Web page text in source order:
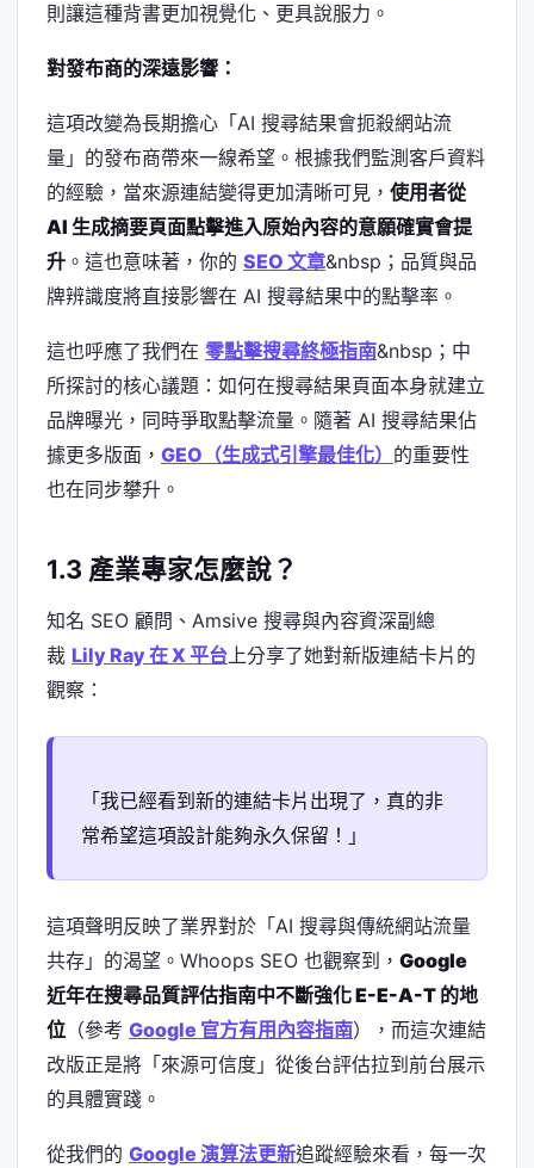
則讓這種背書更加視覺化、更具說服力。
對發布商的深遠影響：
這項改變為長期擔心「AI 搜尋結果會扼殺網站流
量」的發布商帶來一線希望。根據我們監測客戶資料
的經驗，當來源連結變得更加清晰可見， 使用者從
AI 生成摘要頁面點擊進入原始內容的意願確實會提
升 。這也意味著，你的 SEO 文章&nbsp；品質與品
牌辨識度將直接影響在 AI 搜尋結果中的點擊率。
這也呼應了我們在 零點擊搜尋終極指南&nbsp；中
所探討的核心議題：如何在搜尋結果頁面本身就建立
品牌曝光，同時爭取點擊流量。隨著 AI 搜尋結果佔
據更多版面， GEO（生成式引擎最佳化） 的重要性
也在同步攀升。
1.3 產業專家怎麼說？
知名 SEO 顧問、Amsive 搜尋與內容資深副總
裁 Lily Ray 在 X 平台上分享了她對新版連結卡片的
觀察：
「我已經看到新的連結卡片出現了，真的非
常希望這項設計能夠永久保留！」
這項聲明反映了業界對於「AI 搜尋與傳統網站流量
共存」的渴望。Whoops SEO 也觀察到， Google
近年在搜尋品質評估指南中不斷強化 E-E-A-T 的地
位 （參考 Google 官方有用內容指南），而這次連結
改版正是將「來源可信度」從後台評估拉到前台展示
的具體實踐。
從我們的 Google 演算法更新追蹤經驗來看，每一次